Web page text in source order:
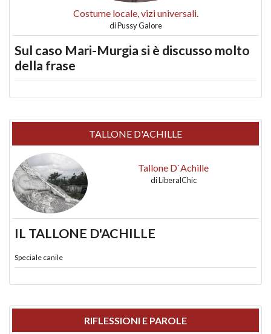
Costume locale, vizi universali.
diPussy Galore
Sul caso Mari-Murgia si è discusso molto
della frase
TALLONE D'ACHILLE
Tallone D`Achille
diLiberalChic
IL TALLONE D'ACHILLE
Speciale canile
RIFLESSIONI E PAROLE